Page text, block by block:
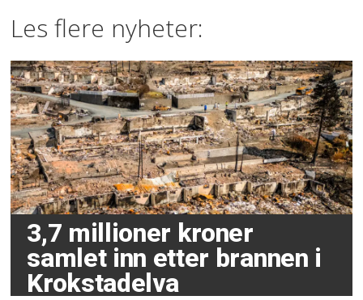
Les flere nyheter:
3,7 millioner kroner
samlet inn etter brannen i
Krokstadelva